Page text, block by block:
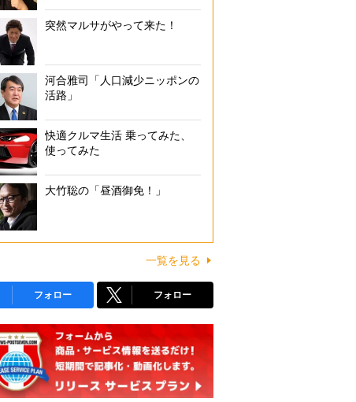
突然マルサがやって来た！
河合雅司「人口減少ニッポンの
活路」
快適クルマ生活 乗ってみた、
使ってみた
大竹聡の「昼酒御免！」
一覧を見る
フォロー フォロー